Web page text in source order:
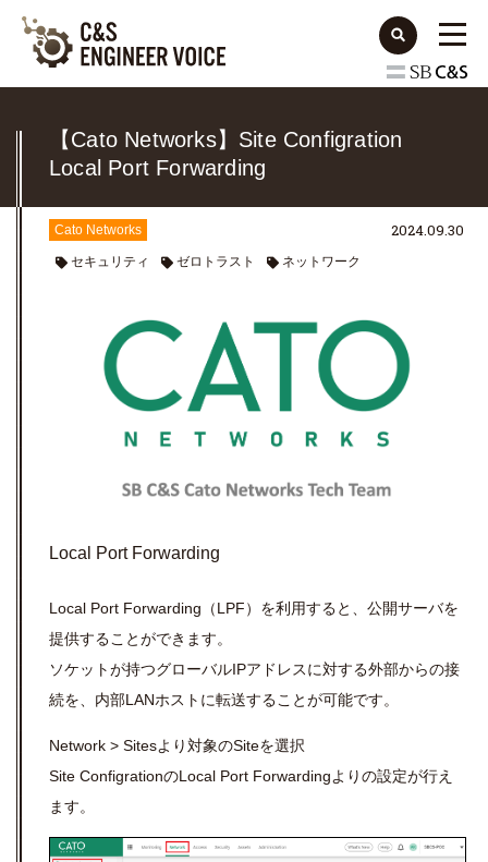
【Cato Networks】Site Configration
Local Port Forwarding
Cato Networks
セキュリティ ゼロトラスト ネットワーク
2024.09.30
Local Port Forwarding
Local Port Forwarding（LPF）を利用すると、公開サーバを
提供することができます。
ソケットが持つグローバルIPアドレスに対する外部からの接
続を、内部LANホストに転送することが可能です。
Network > Sitesより対象のSiteを選択
Site ConfigrationのLocal Port Forwardingよりの設定が行え
ます。